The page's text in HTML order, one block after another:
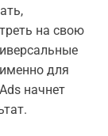
на свою
для
начнет